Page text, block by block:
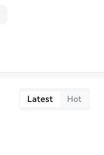
Latest Hot